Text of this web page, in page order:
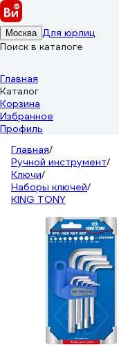
Москва Для юрлиц
Поиск в каталоге
Главная
Каталог
Корзина
Избранное
Профиль
Главная/
Ручной инструмент/
Ключи/
Наборы ключей/
KING TONY